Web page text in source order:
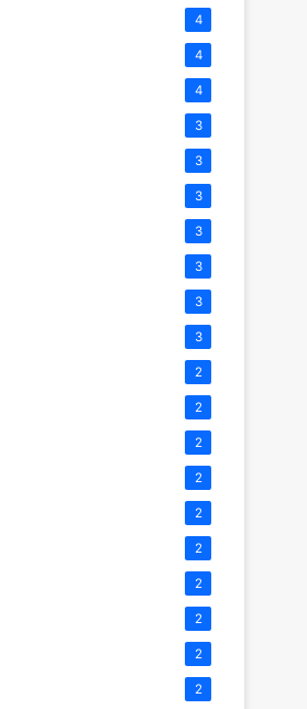
4
4
4
3
3
3
3
3
3
3
2
2
2
2
2
2
2
2
2
2